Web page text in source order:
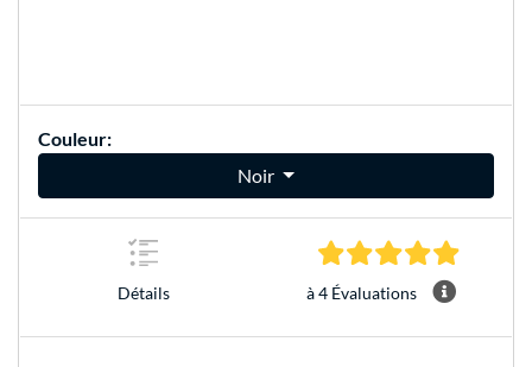
Couleur:
Noir
Détails à 4 Évaluations